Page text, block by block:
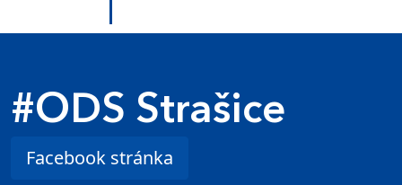
#ODS Strašice
Facebook stránka